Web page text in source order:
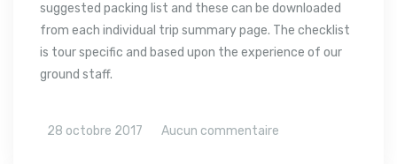
suggested packing list and these can be downloaded
from each individual trip summary page. The checklist
is tour specific and based upon the experience of our
ground staff.
28 octobre 2017 Aucun commentaire